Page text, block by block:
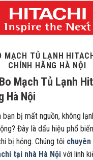
MẠCH TỦ LẠNH
CHÍNH HÃNG HÀ NỘI
Mạch Tủ Lạnh
Hà Nội
bị mất nguồn, không
Đây là dấu hiệu phổ
bị hỏng. Chúng tôi
tại nhà Hà Nội với linh